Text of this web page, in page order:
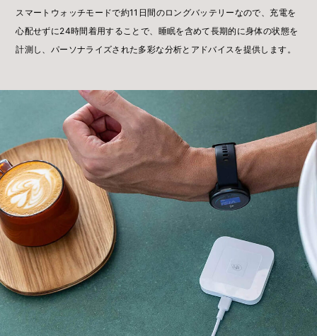
スマートウォッチモードで約11日間のロングバッテリーなので、充電を
心配せずに24時間着用することで、睡眠を含めて長期的に身体の状態を
計測し、パーソナライズされた多彩な分析とアドバイスを提供します。